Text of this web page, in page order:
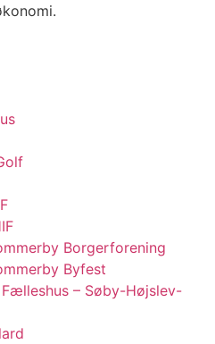
Borgerforening
Byfest
– Søby-Højslev-